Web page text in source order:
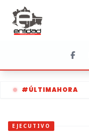
#ÚLTIMAHORA
EJECUTIVO